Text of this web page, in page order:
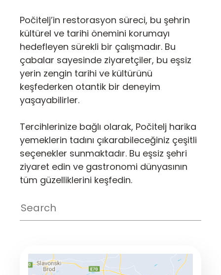
Počitelj’in restorasyon süreci, bu şehrin
kültürel ve tarihi önemini korumayı
hedefleyen sürekli bir çalışmadır. Bu
çabalar sayesinde ziyaretçiler, bu eşsiz
yerin zengin tarihi ve kültürünü
keşfederken otantik bir deneyim
yaşayabilirler.
Tercihlerinize bağlı olarak, Počitelj harika
yemeklerin tadını çıkarabileceğiniz çeşitli
seçenekler sunmaktadır. Bu eşsiz şehri
ziyaret edin ve gastronomi dünyasının
tüm güzelliklerini keşfedin.